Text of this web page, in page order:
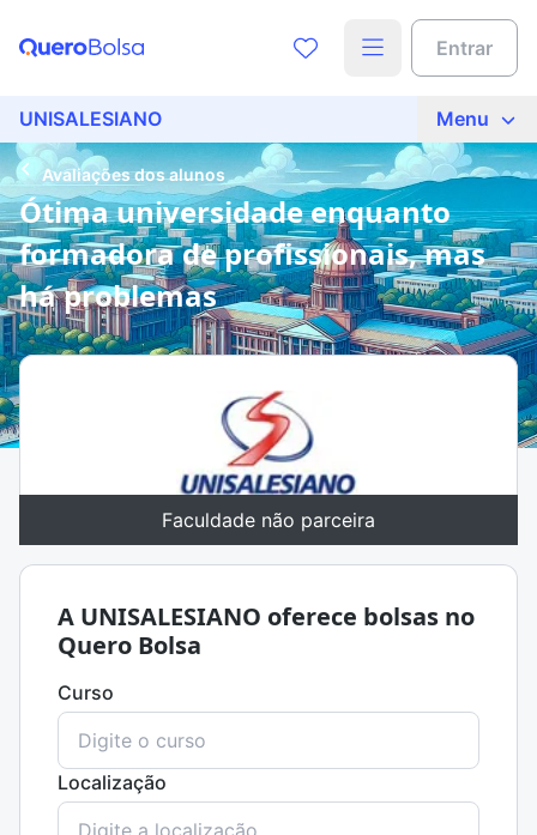
Entrar
UNISALESIANO Menu
Avaliações dos alunos
Ótima universidade enquanto
formadora de profissionais, mas
há problemas
Faculdade não parceira
A UNISALESIANO oferece bolsas no
Quero Bolsa
Curso
Localização